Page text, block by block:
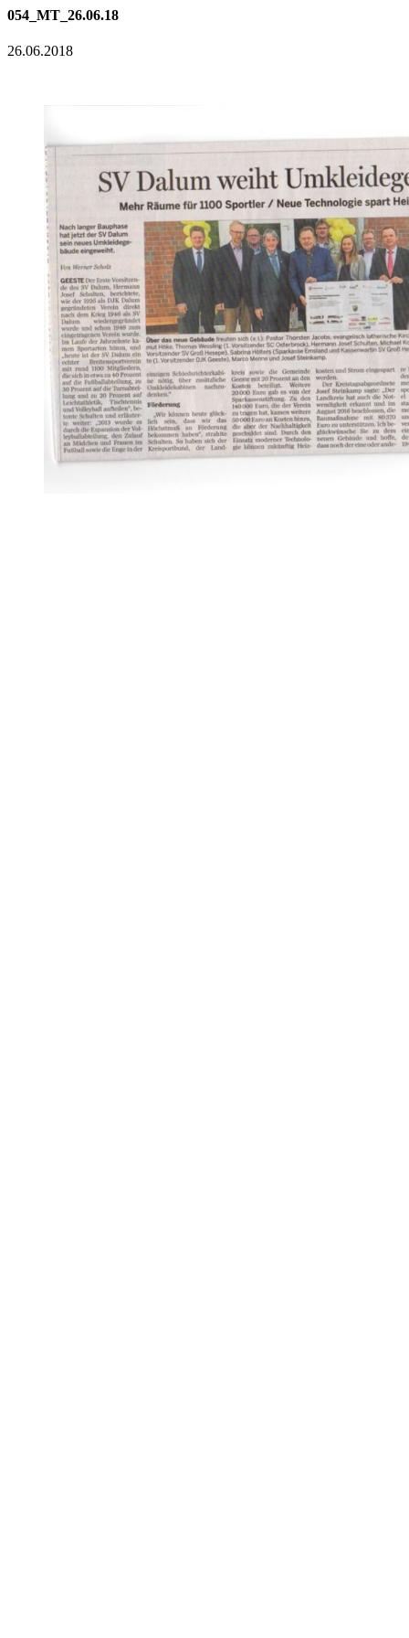
054_MT_26.06.18
26.06.2018